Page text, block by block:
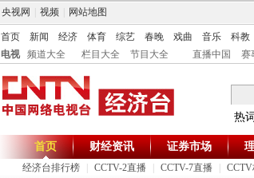
央视网 视频 网站地图
首页 新闻 经济 体育 综艺 春晚 戏曲 音乐 科教
电视
频道大全 栏目大全 节目大全 直播中国 赛
热
首页
经济台排行榜 CCTV-2直播 CCTV-7直播
财经资讯 证券市场